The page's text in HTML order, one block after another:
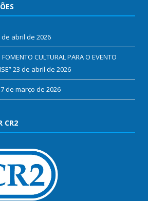
de abril de 2026
FOMENTO CULTURAL PARA O EVENTO
23 de abril de 2026
de março de 2026
CR2